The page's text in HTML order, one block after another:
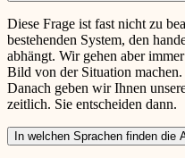
Diese Frage ist fast nicht zu
bestehenden System, den
abhängt. Wir gehen aber
Bild von der Situation machen.
Danach geben wir Ihnen
zeitlich. Sie entscheiden dann.
In welchen Sprachen finden die